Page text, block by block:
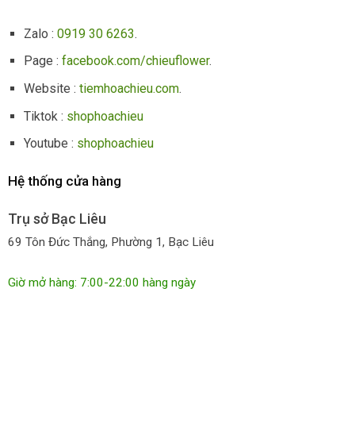
Zalo :0919 30 6263.
Page :facebook.com/chieuflower.
Website :tiemhoachieu.com.
Tiktok : shophoachieu
Youtube : shophoachieu
Hệ thống cửa hàng
Trụ sở Bạc Liêu
69 Tôn Đức Thắng, Phường 1, Bạc Liêu
Giờ mở hàng: 7:00-22:00 hàng ngày